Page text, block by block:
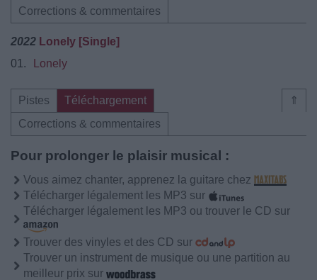
Corrections & commentaires
2022 Lonely [Single]
01.
Lonely
⇑
Pistes
Téléchargement
Corrections & commentaires
Pour prolonger le plaisir musical :
Vous aimez chanter, apprenez la guitare chez
Télécharger légalement les MP3 sur
Télécharger légalement les MP3 ou trouver le CD sur
Trouver des vinyles et des CD sur
Trouver un instrument de musique ou une partition au
meilleur prix sur